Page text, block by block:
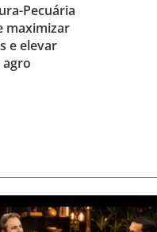
Pecuária
maximizar
e elevar